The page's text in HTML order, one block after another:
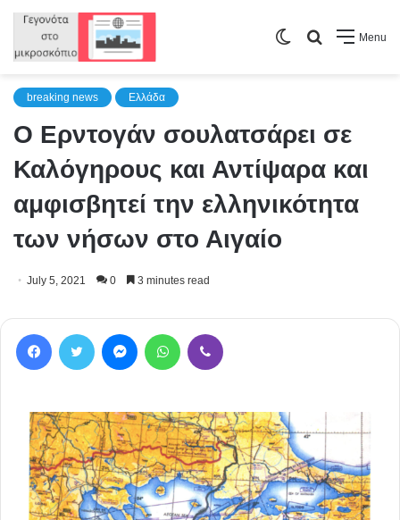
Menu
Search
Switch
breaking news Ελλάδα
Ο Ερντογάν σουλατσάρει σε
Καλόγηρους και Αντίψαρα και
αμφισβητεί την ελληνικότητα
των νήσων στο Αιγαίο
July 5, 2021 0 3 minutes read